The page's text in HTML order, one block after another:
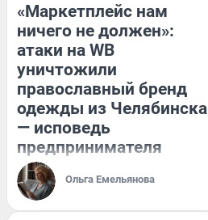
«Маркетплейс нам
ничего не должен»:
атаки на WB
уничтожили
православный бренд
одежды из Челябинска
— исповедь
предпринимателя
Ольга Емельянова